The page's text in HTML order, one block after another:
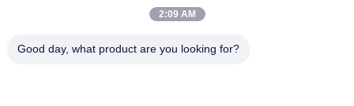
makine
Automatic Paper Box
Automatic Case
2:09 AM
Good day, what product are you looking for?